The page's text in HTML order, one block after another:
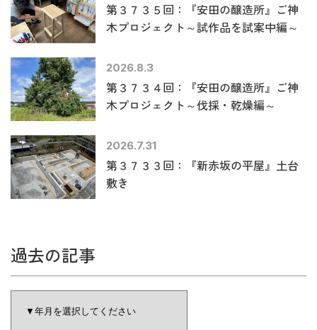
第３７３５回：『安田の醸造所』ご神
木プロジェクト～試作品を試案中編～
2026.8.3
第３７３４回：『安田の醸造所』ご神
木プロジェクト～伐採・乾燥編～
2026.7.31
第３７３３回：『新赤坂の平屋』土台
敷き
過去の記事